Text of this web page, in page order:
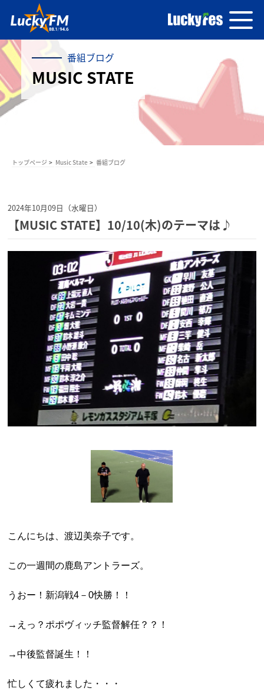
番組ブログ
MUSIC STATE
トップページ Music State 番組ブログ
2024年10月09日（水曜日）
【MUSIC STATE】10/10(木)のテーマは♪
こんにちは、渡辺美奈子です。
この一週間の鹿島アントラーズ。
うおー！新潟戦4－0快勝！！
→えっ？ポポヴィッチ監督解任？？！
→中後監督誕生！！
忙しくて疲れました・・・